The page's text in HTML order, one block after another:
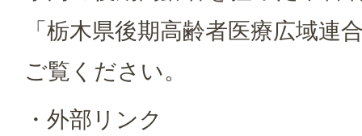
「栃木県後期高齢者医療広域連
ご覧ください。
・外部リンク